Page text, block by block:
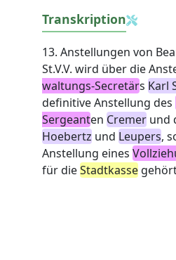
Transkription
13. Anstellungen von
St.V.V. wird über die
waltungs-Secretärs Karl
definitive Anstellung des
Sergeanten Cremer und
Hoebertz und Leupers,
Anstellung eines
für dieStadtkasse